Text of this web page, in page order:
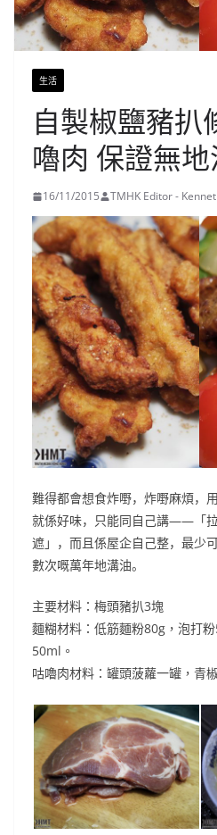
生活
自製椒鹽豬扒
嚕肉 保證無
16/11/2015 TMHK Editor -
難得都會想食炸嘢，炸嘢麻煩，
就係好味，只能同自己講——「
遮」，而且係屋企自己整，最少
數次嘅萬年地溝油。
主要材料：梅頭豬扒3塊
麵糊材料：低筋麵粉80g，泡打
50ml。
咕嚕肉材料：罐頭菠蘿一罐，青